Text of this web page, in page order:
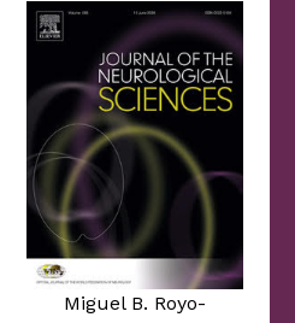
Miguel B. Royo-